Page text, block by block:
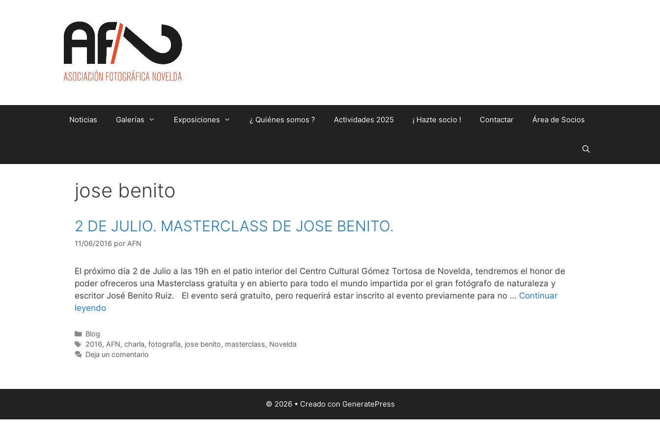
Noticias Galerías Exposiciones ¿ Quiénes somos ? Actividades 2025 ¡ Hazte socio ! Contactar Área de Socios
jose benito
2 DE JULIO. MASTERCLASS DE JOSE BENITO.
11/06/2016 por AFN
El próximo día 2 de Julio a las 19h en el patio interior del Centro Cultural Gómez Tortosa de Novelda, tendremos el honor de
poder ofreceros una Masterclass gratuita y en abierto para todo el mundo impartida por el gran fotógrafo de naturaleza y
escritor José Benito Ruiz. El evento será gratuito, pero requerirá estar inscrito al evento previamente para no … Continuar
leyendo
Categorías
Blog
Etiquetas
2016, AFN, charla, fotografía, jose benito, masterclass, Novelda
Deja un comentario
© 2026 • Creado con GeneratePress